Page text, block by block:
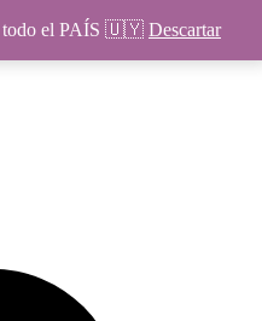
todo el PAÍS 🇺🇾 Descartar